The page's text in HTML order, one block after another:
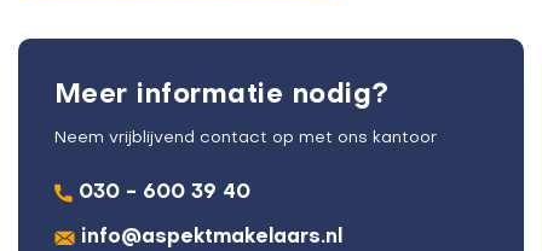
Meer informatie nodig?
Neem vrijblijvend contact op met ons kantoor
030 - 600 39 40
info@aspektmakelaars.nl